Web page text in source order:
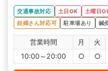
交通事故対応 土日OK 土曜日
妊婦さん対応可
駐車場あり 鍼
営業時間 月 火
10:00～20:00
○ ○